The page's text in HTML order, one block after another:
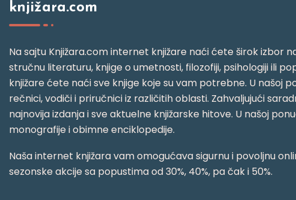
knjižara.com
Na sajtu Knjižara.com internet knjižare naći ćete širok izbor
stručnu literaturu, knjige o umetnosti, filozofiji, psihologiji ili
knjižare ćete naći sve knjige koje su vam potrebne. U našoj
rečnici, vodiči i priručnici iz različitih oblasti. Zahvaljujući
najnovija izdanja i sve aktuelne knjižarske hitove. U našoj
monografije i obimne enciklopedije.
Naša internet knjižara vam omogućava sigurnu i povoljnu
sezonske akcije sa popustima od 30%, 40%, pa čak i 50%.